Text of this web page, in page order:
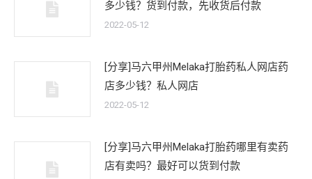
多少钱？货到付款，先收货后付款
2022-05-12
[分享]马六甲州Melaka打胎药私人网店药
店多少钱？私人网店
2022-05-12
[分享]马六甲州Melaka打胎药哪里有卖药
店有卖吗？最好可以货到付款